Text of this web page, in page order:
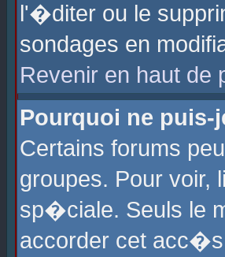
l'�diter ou le
sondages en
Revenir en haut de
Pourquoi ne
Certains forums
groupes. Pour voir,
sp�ciale. Seuls le
accorder cet